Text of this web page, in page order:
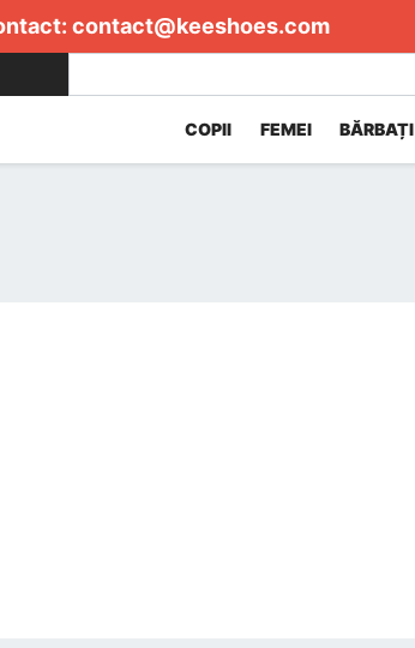
contact@keeshoes.com
COPII FEMEI BĂRBAȚI